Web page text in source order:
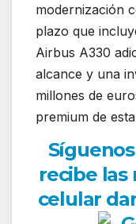
modernización
plazo que
Airbus A330
alcance y una
millones de
premium de
recibe las
celular